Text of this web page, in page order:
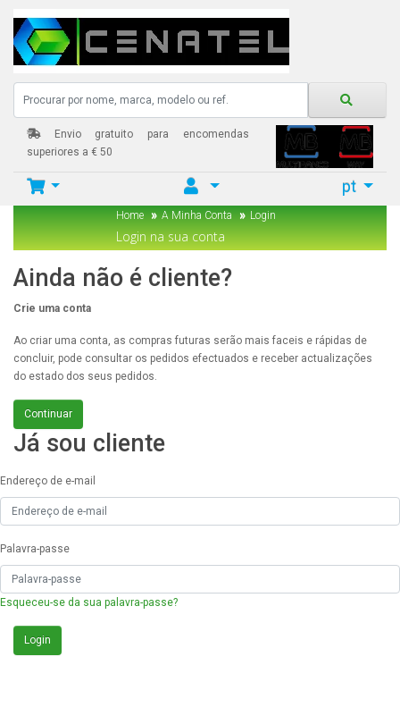
Envio gratuito para encomendas
superiores a € 50
pt
Home A Minha Conta Login
Login na sua conta
Ainda não é cliente?
Crie uma conta
Ao criar uma conta, as compras futuras serão mais faceis e rápidas de
concluir, pode consultar os pedidos efectuados e receber actualizações
do estado dos seus pedidos.
Continuar
Já sou cliente
Endereço de e-mail
Palavra-passe
Esqueceu-se da sua palavra-passe?